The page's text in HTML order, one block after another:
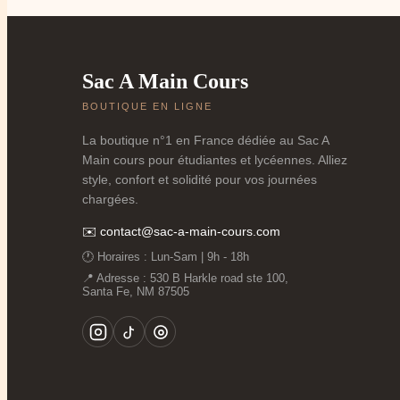
transition.
Style qui grandit
: on n'est plus une
:
✅Les 5 Points Essentiels d'un
1. 📐Le Format Parfait pour les Cahiers
Au collège, le format standard c'est
Accueillir parfaitement tes cahiers sans les
Être assezlégermême vide.
Ne pas être trop grand pour ta
2. 🗂️Une Organisation Maligne
Sac A Main Cours
BOUTIQUE EN LIGNE
La boutique n°1 en France dédiée au Sac A
Main cours pour étudiantes et lycéennes. Alliez
style, confort et solidité pour vos journées
chargées.
✉️ contact@sac-a-main-cours.com
🕐 Horaires : Lun‑Sam | 9h - 18h
📍 Adresse : 530 B Harkle road ste 100,
Santa Fe, NM 87505